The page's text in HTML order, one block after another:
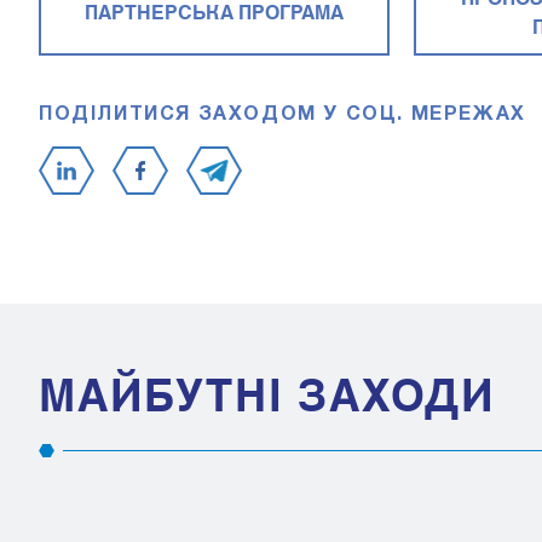
ПАРТНЕРСЬКА ПРОГРАМА
ПОДІЛИТИСЯ ЗАХОДОМ У СОЦ. МЕРЕЖАХ
МАЙБУТНІ ЗАХОДИ